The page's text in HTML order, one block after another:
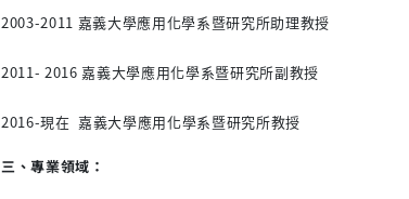
2003-2011 嘉義大學應用化學系暨研究所助理教授
2011- 2016 嘉義大學應用化學系暨研究所副教授
2016-現在嘉義大學應用化學系暨研究所教授
三、專業領域：